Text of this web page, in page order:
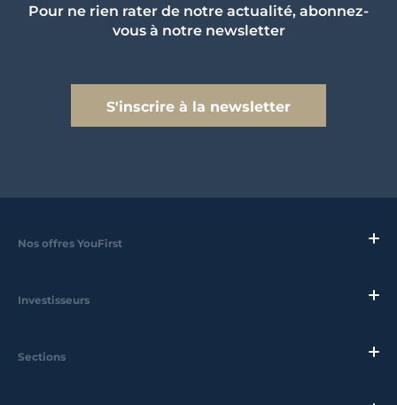
Pour ne rien rater de notre actualité, abonnez-
vous à notre newsletter
S'inscrire à la newsletter
Nos offres YouFirst
Investisseurs
Sections